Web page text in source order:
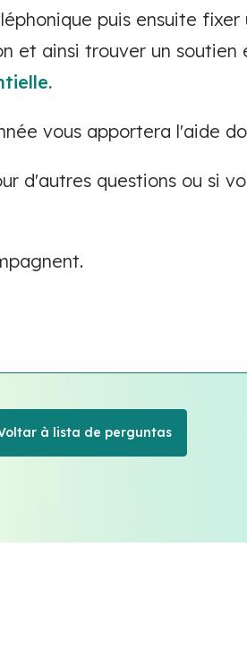
puis ensuite
et ainsi trouver un soutien
vous apportera l'aide
d'autres questions ou si
à lista de perguntas